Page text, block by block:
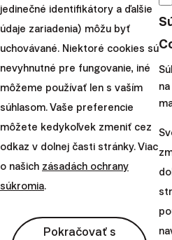
Novinky
Ako financovať rast
tvrdé lekcie GymBeamu
jedinečné identifikátory a ďalšie
údaje zariadenia) môžu byť
uchovávané. Niektoré cookies sú
nevyhnutné pre fungovanie, iné
môžeme používať len s vaším
súhlasom. Vaše preferencie
môžete kedykoľvek zmeniť cez
odkaz v dolnej časti stránky. Viac
o našich zásadách ochrany
súkromia.
Pokračovať s